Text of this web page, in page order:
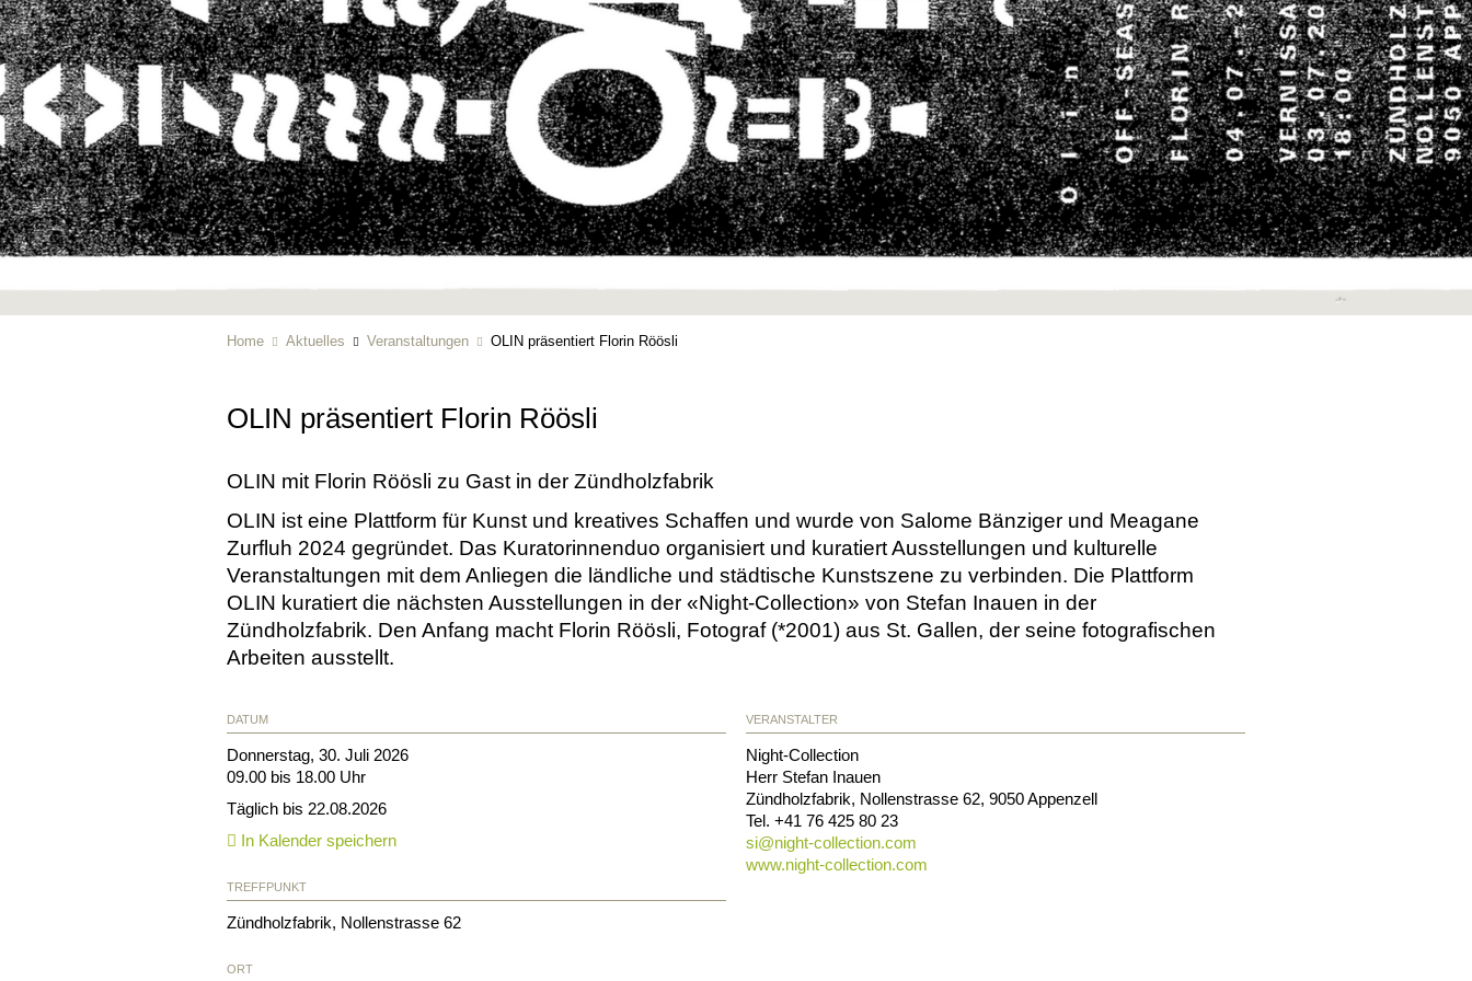
Home Aktuelles Veranstaltungen OLIN präsentiert Florin Röösli
OLIN präsentiert Florin Röösli
OLIN mit Florin Röösli zu Gast in der Zündholzfabrik
OLIN ist eine Plattform für Kunst und kreatives Schaffen und wurde von Salome Bänziger und Meagane
Zurfluh 2024 gegründet. Das Kuratorinnenduo organisiert und kuratiert Ausstellungen und kulturelle
Veranstaltungen mit dem Anliegen die ländliche und städtische Kunstszene zu verbinden. Die Plattform
OLIN kuratiert die nächsten Ausstellungen in der «Night-Collection» von Stefan Inauen in der
Zündholzfabrik. Den Anfang macht Florin Röösli, Fotograf (*2001) aus St. Gallen, der seine fotografischen
Arbeiten ausstellt.
DATUM
Donnerstag, 30. Juli 2026
09.00 bis 18.00 Uhr
Täglich bis 22.08.2026
In Kalender speichern
TREFFPUNKT
Zündholzfabrik, Nollenstrasse 62
ORT
VERANSTALTER
Night-Collection
Herr Stefan Inauen
Zündholzfabrik, Nollenstrasse 62,9050Appenzell
Tel.+41 76 425 80 23
si@night-collection.com
www.night-collection.com